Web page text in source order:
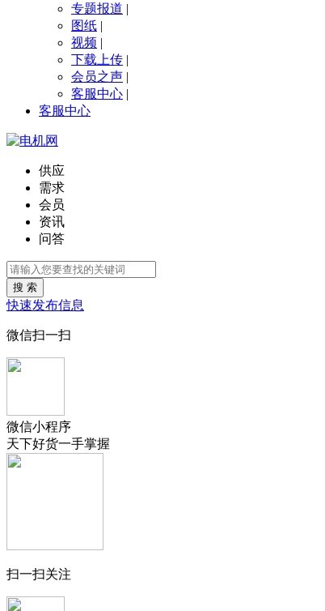
专题报道 |
图纸 |
视频 |
下载上传 |
会员之声 |
客服中心 |
客服中心
供应
需求
会员
资讯
问答
搜 索
快速发布信息
微信扫一扫
微信小程序
天下好货一手掌握
扫一扫关注